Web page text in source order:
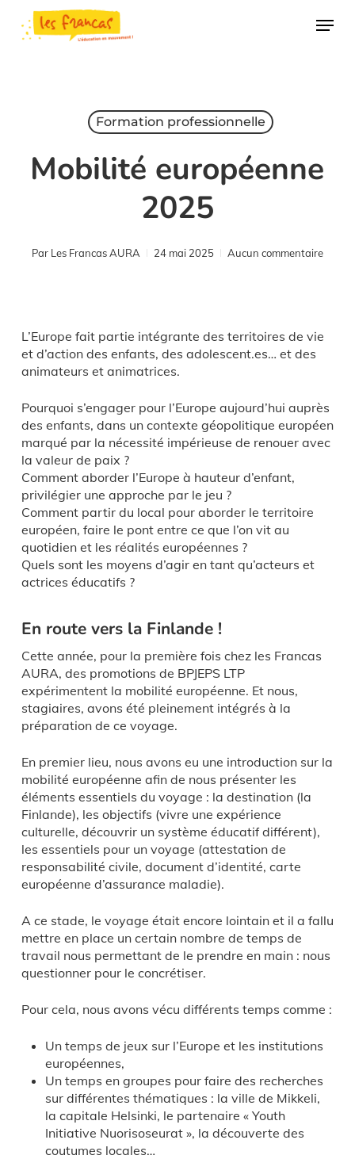
Panneau de gestion des cookies
main
Menu
Formation professionnelle
Mobilité européenne
2025
Par Les Francas AURA 24 mai 2025 Aucun commentaire
L’Europe fait partie intégrante des territoires de vie
et d’action des enfants, des adolescent.es… et des
animateurs et animatrices.
Pourquoi s’engager pour l’Europe aujourd’hui auprès
des enfants, dans un contexte géopolitique européen
marqué par la nécessité impérieuse de renouer avec
la valeur de paix ?
Comment aborder l’Europe à hauteur d’enfant,
privilégier une approche par le jeu ?
Comment partir du local pour aborder le territoire
européen, faire le pont entre ce que l’on vit au
quotidien et les réalités européennes ?
Quels sont les moyens d’agir en tant qu’acteurs et
actrices éducatifs ?
En route vers la Finlande !
Cette année, pour la première fois chez les Francas
AURA, des promotions de BPJEPS LTP
expérimentent la mobilité européenne. Et nous,
stagiaires, avons été pleinement intégrés à la
préparation de ce voyage.
En premier lieu, nous avons eu une introduction sur la
mobilité européenne afin de nous présenter les
éléments essentiels du voyage : la destination (la
Finlande), les objectifs (vivre une expérience
culturelle, découvrir un système éducatif différent),
les essentiels pour un voyage (attestation de
responsabilité civile, document d’identité, carte
européenne d’assurance maladie).
A ce stade, le voyage était encore lointain et il a fallu
mettre en place un certain nombre de temps de
travail nous permettant de le prendre en main : nous
questionner pour le concrétiser.
Pour cela, nous avons vécu différents temps comme :
Un temps de jeux sur l’Europe et les institutions
européennes,
Un temps en groupes pour faire des recherches
sur différentes thématiques : la ville de Mikkeli,
la capitale Helsinki, le partenaire « Youth
Initiative Nuorisoseurat », la découverte des
coutumes locales…